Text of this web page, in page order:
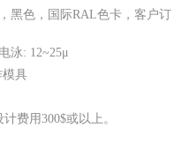
黑色，国际RAL色卡，客户订
泳: 12~25μ
模具
费用300$或以上。